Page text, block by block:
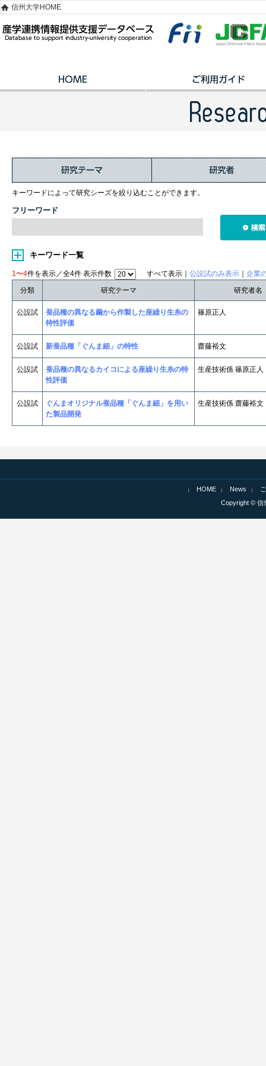
信州大学HOME
キーワードによって研究シーズを絞り込むことができます。
フリーワード
キーワード一覧
1〜4件を表示／全4件 表示件数 すべて表示｜ 公設試のみ表示
企業
分類
研究テーマ 研究者名
公設試
蚕品種の異なる繭から作製した座繰り生糸の
特性評価
篠原正人
公設試 新蚕品種「ぐんま細」の特性 齋藤裕文
公設試
蚕品種の異なるカイコによる座繰り生糸の特
性評価
生産技術係 篠原正人
公設試
ぐんまオリジナル蚕品種「ぐんま細」を用い
た製品開発
生産技術係 齋藤裕文
HOME News
Copyright © 信